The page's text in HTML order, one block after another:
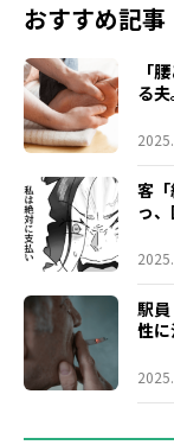
おすすめ記事
「
る
客
っ
駅
性